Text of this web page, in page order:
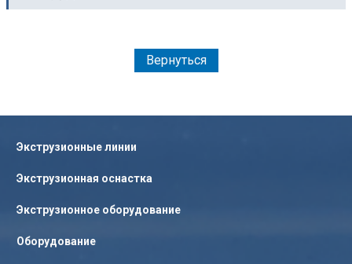
Вернуться
Экструзионные линии
Экструзионная оснастка
Экструзионное оборудование
Оборудование